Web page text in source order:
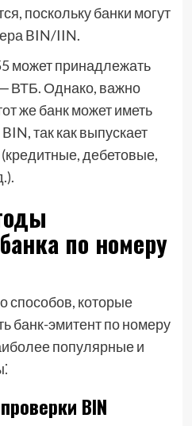
поскольку банки могут
BIN/IIN.
может принадлежать
ВТБ. Однако, важно
же банк может иметь
так как выпускает
дебетовые,
по номеру
способов, которые
банк-эмитент по номеру
популярные и
BIN